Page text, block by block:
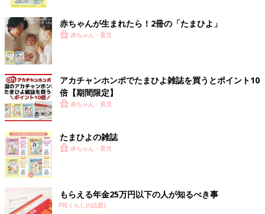
の痛みに耐えられる気がしない……！」というタイミングでナー
スコールを押して、16:00頃にやっと「無痛分娩の処置をしまし
ょう」と看護師さんから声がかかりました。
「無痛分娩でも陣痛は味わう」と聞いてはいましたが、陣痛がこ
痛”ではないと身を以て実感しました。
子宮口8センチで家族とLINE
17:00頃分娩台に行き、麻酔を打つことに。痛みで体がジタバタ
してしまうため、陣痛がおさまった瞬間を見計らって麻酔を打ち
ました。陣痛の痛みが優っていたので麻酔の針が入っても全然痛
くありませんでした。
このとき子宮口は8センチ。麻酔を打ってから15分ぐらい経つと
赤ちゃんが生まれたら！2冊の「たまひよ」
赤ちゃん・育児
アカチャンホンポでたまひよ雑誌を買うとポイント10
倍【期間限定】
赤ちゃん・育児
たまひよの雑誌
赤ちゃん・育児
もらえる年金25万円以下の人が知るべき事
PR(くらしの話題)